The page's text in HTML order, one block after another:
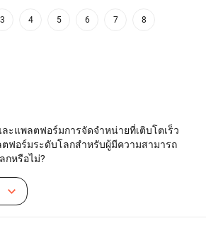
3 4 5 6 7 8
ะแพลตฟอร์มการจัดจำหน่ายที่เติบโตเร็ว
ตฟอร์มระดับโลกสำหรับผู้มีความสามารถ
กหรือไม่?